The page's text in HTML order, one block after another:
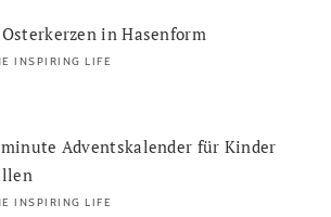
in Hasenform
INSPIRING LIFE
Adventskalender für Kinder
INSPIRING LIFE